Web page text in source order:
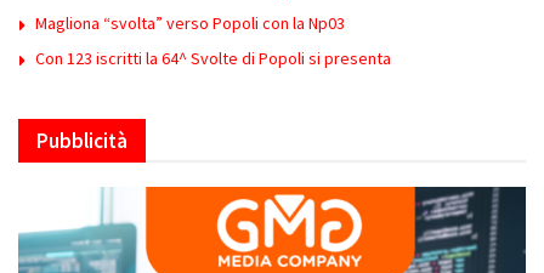
Magliona “svolta” verso Popoli con la Np03
Con 123 iscritti la 64^ Svolte di Popoli si presenta
Pubblicità